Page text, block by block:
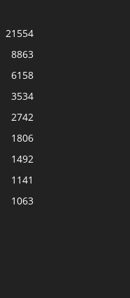
21554
8863
6158
3534
2742
1806
1492
1141
1063